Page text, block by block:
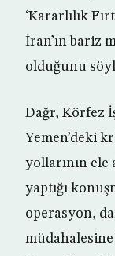
‘Kararlılık
İran’ın bariz
olduğunu
Dağr, Körfez
Yemen’deki
yollarının ele
yaptığı
operasyon,